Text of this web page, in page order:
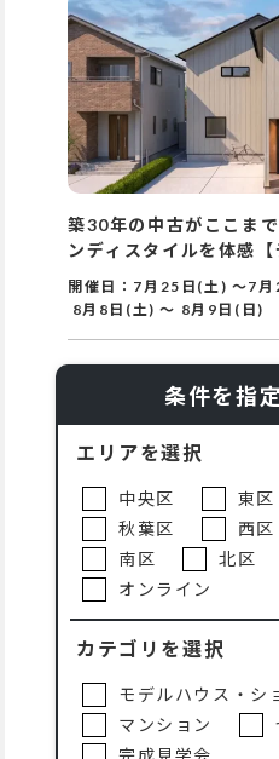
築30年の中古がここま
ンディスタイルを体感【
開催日： 7月25日(土) ～7月
8月8日(土) ～ 8月9日(日)
条件を指
エリアを選択
中央区 東区
秋葉区
西区
南区
北区
オンライン
カテゴリを選択
モデルハウス・シ
マンション